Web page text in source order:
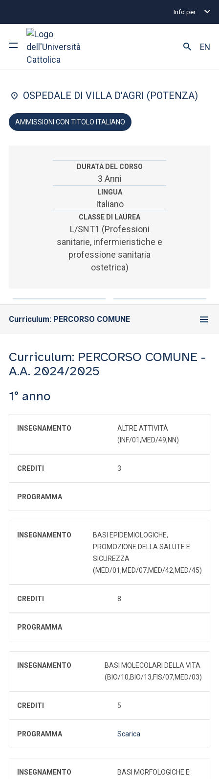
Info per:
Ricerca
Facoltà e campus
ACCEDI ALLA MAIL ICATT
SEI UN DOCENTE O UN MEMBRO DELLO STAFF
ACCEDI A CLOUDMAIL
EN
FACOLTÀ DI: MEDICINA E CHIRURGIA
Infermieristica
OSPEDALE DI VILLA D'AGRI (POTENZA)
AMMISSIONI CON TITOLO ITALIANO
DURATA DEL CORSO
3 Anni
LINGUA
Italiano
CLASSE DI LAUREA
L/SNT1 (Professioni
sanitarie, infermieristiche e
professione sanitaria
ostetrica)
Curriculum: PERCORSO COMUNE
Curriculum: PERCORSO COMUNE -
A.A. 2024/2025
1° anno
INSEGNAMENTO
ALTRE ATTIVITÀ
(INF/01,MED/49,NN)
CREDITI 3
PROGRAMMA
INSEGNAMENTO
BASI EPIDEMIOLOGICHE,
PROMOZIONE DELLA SALUTE E
SICUREZZA
(MED/01,MED/07,MED/42,MED/45)
CREDITI 8
PROGRAMMA
INSEGNAMENTO
BASI MOLECOLARI DELLA VITA
(BIO/10,BIO/13,FIS/07,MED/03)
CREDITI 5
PROGRAMMA Scarica
INSEGNAMENTO
BASI MORFOLOGICHE E